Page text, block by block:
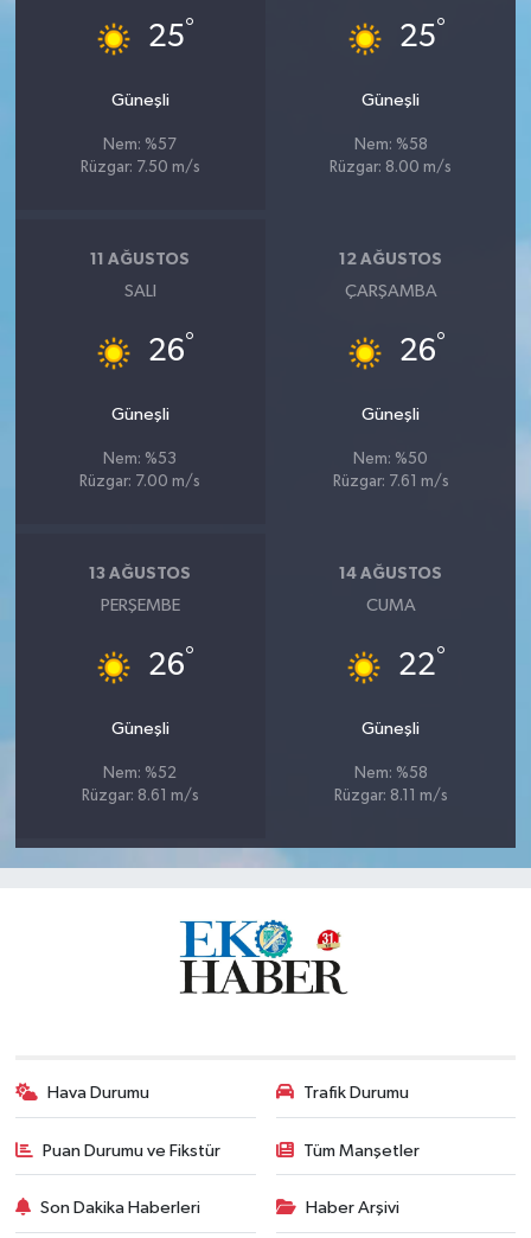
25°
Güneşli
Nem: %57
Rüzgar: 7.50 m/s
25°
Güneşli
Nem: %58
Rüzgar: 8.00 m/s
11 AĞUSTOS
SALI
26°
Güneşli
Nem: %53
Rüzgar: 7.00 m/s
12 AĞUSTOS
ÇARŞAMBA
26°
Güneşli
Nem: %50
Rüzgar: 7.61 m/s
13 AĞUSTOS
PERŞEMBE
26°
Güneşli
Nem: %52
Rüzgar: 8.61 m/s
14 AĞUSTOS
CUMA
22°
Güneşli
Nem: %58
Rüzgar: 8.11 m/s
Hava Durumu Trafik Durumu
Puan Durumu ve Fikstür Tüm Manşetler
Son Dakika Haberleri Haber Arşivi